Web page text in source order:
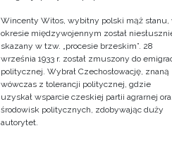
Wincenty Witos, wybitny polski mąż stanu,
okresie międzywojennym został
skazany w tzw. „procesie brzeskim”. 28
września 1933 r. został zmuszony do
politycznej. Wybrał Czechosłowację, znaną
wówczas z tolerancji politycznej, gdzie
uzyskał wsparcie czeskiej partii agrarnej
środowisk politycznych, zdobywając duży
autorytet.